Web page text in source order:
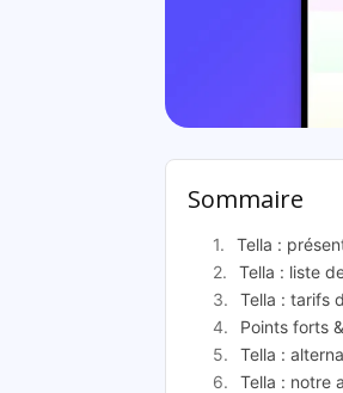
Sommaire
Tella :
Tella : liste
Tella : tarifs
Points forts
Tella :
Tella : notre